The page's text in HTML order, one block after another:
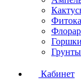
Кабинет